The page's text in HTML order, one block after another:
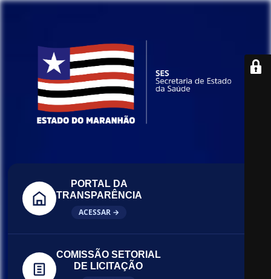
PORTAL DA
TRANSPARÊNCIA
ACESSAR →
COMISSÃO SETORIAL
DE LICITAÇÃO